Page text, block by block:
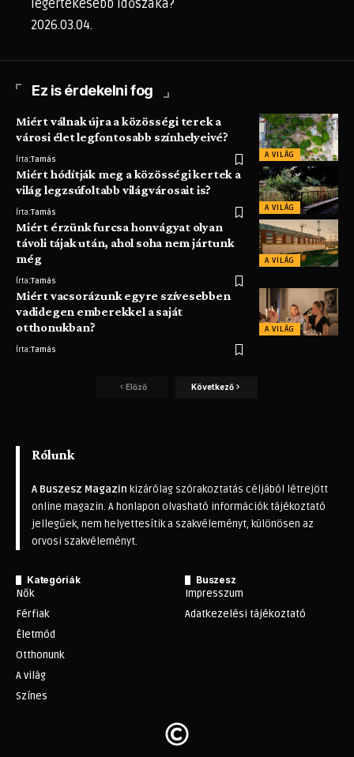
legértékesebb időszaka?
2026.03.04.
Ez is érdekelni fog
A VILÁG
Miért válnak újra a közösségi terek a
városi élet legfontosabb színhelyeivé?
Írta:Tamás
A VILÁG
Miért hódítják meg a közösségi kertek a
világ legzsúfoltabb világvárosait is?
Írta:Tamás
A VILÁG
Miért érzünk furcsa honvágyat olyan
távoli tájak után, ahol soha nem jártunk
még
Írta:Tamás
A VILÁG
Miért vacsorázunk egyre szívesebben
vadidegen emberekkel a saját
otthonukban?
Írta:Tamás
Előző Következő
Rólunk
A Buszesz Magazin kizárólag szórakoztatás céljából létrejött
online magazin. A honlapon olvasható információk tájékoztató
jellegűek, nem helyettesítik a szakvéleményt, különösen az
orvosi szakvéleményt.
Kategóriák
Nők
Férfiak
Életmód
Otthonunk
A világ
Színes
Buszesz
Impresszum
Adatkezelési tájékoztató